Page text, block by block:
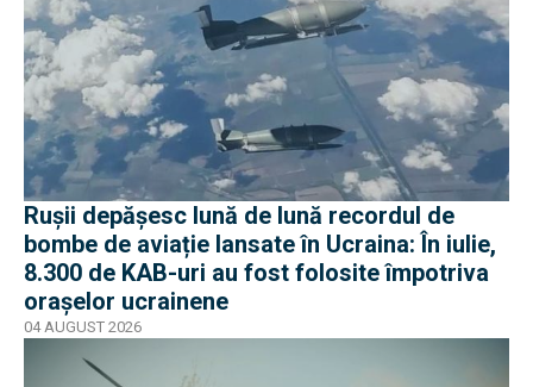
Rușii depășesc lună de lună recordul de
bombe de aviație lansate în Ucraina: În iulie,
8.300 de KAB-uri au fost folosite împotriva
orașelor ucrainene
04 AUGUST 2026